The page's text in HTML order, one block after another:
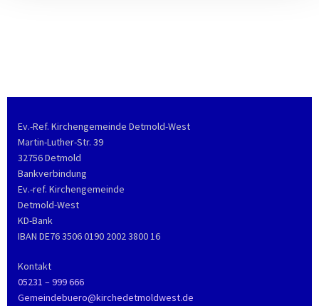
Ev.-Ref. Kirchengemeinde Detmold-West
Martin-Luther-Str. 39
32756 Detmold
Bankverbindung
Ev.-ref. Kirchengemeinde
Detmold-West
KD-Bank
IBAN DE76 3506 0190 2002 3800 16
Kontakt
05231 – 999 666
Gemeindebuero@kirchedetmoldwest.de